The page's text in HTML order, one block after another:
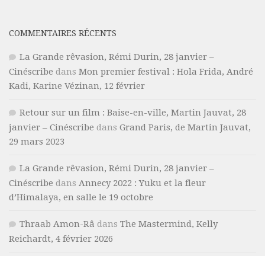
COMMENTAIRES RÉCENTS
La Grande rêvasion, Rémi Durin, 28 janvier –
Cinéscribe dans Mon premier festival : Hola Frida, André
Kadi, Karine Vézinan, 12 février
Retour sur un film : Baise-en-ville, Martin Jauvat, 28
janvier – Cinéscribe dans Grand Paris, de Martin Jauvat,
29 mars 2023
La Grande rêvasion, Rémi Durin, 28 janvier –
Cinéscribe dans Annecy 2022 : Yuku et la fleur
d’Himalaya, en salle le 19 octobre
Thraab Amon-Râ dans The Mastermind, Kelly
Reichardt, 4 février 2026